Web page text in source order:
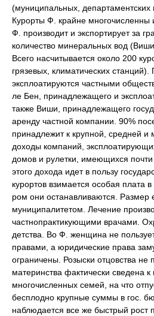
(муниципальных, департаментских
Курорты Ф. крайне многочисленны
Ф. производит и экспортирует за
количество минеральных вод
Всего насчитывается около 200
грязевых, климатических станций).
эксплоатируются частными
ле Бен, принадлежащего и
также Виши, принадлежащего
аренду частной компании. 90%
принадлежит к крупной, средней и
доходы компаний,
домов и рулетки, имеющихся
этого дохода идет в пользу
курортов взимается особая плата
ром они останавливаются. Размер
муниципалитетом. Лечение
частнопрактикующими врачами.
детства. Во Ф. женщина не
правами, а юридические права
ограничены. Розыски отцовства не
материнства фактически сведена
многочисленных семей, на что
бесплодно крупные суммы в гос.
наблюдается все же быстрый рост